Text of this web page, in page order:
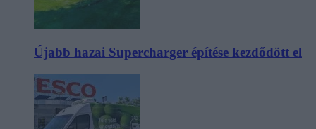
Újabb hazai Supercharger építése kezdődött el